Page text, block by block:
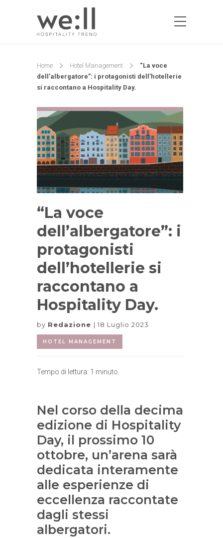
Home Hotel Management
“La voce
dell’albergatore”: i protagonisti dell’hotellerie
si raccontano a Hospitality Day.
“La voce
dell’albergatore”: i
protagonisti
dell’hotellerie si
raccontano a
Hospitality Day.
by Redazione 18 Luglio 2023
HOTEL MANAGEMENT
Tempo di lettura: 1 minuto.
Nel corso della decima
edizione di Hospitality
Day, il prossimo 10
ottobre, un’arena sarà
dedicata interamente
alle esperienze di
eccellenza raccontate
dagli stessi
albergatori.